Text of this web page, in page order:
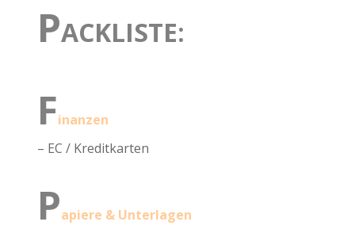
PACKLISTE:
Finanzen
– EC / Kreditkarten
Papiere & Unterlagen